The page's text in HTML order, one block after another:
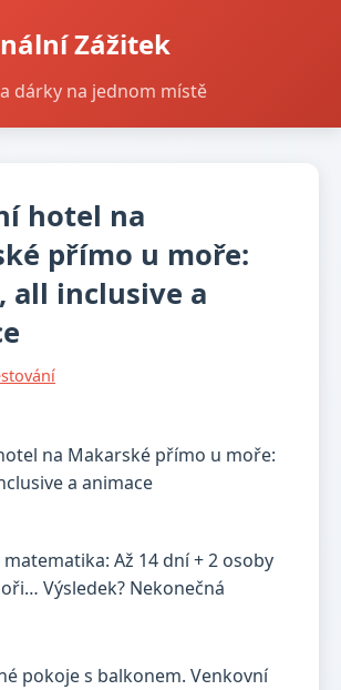
Zážitek
dárky na jednom místě
hotel na
přímo u moře:
all inclusive a
matematika: Až 14 dní + 2 osoby
Výsledek? Nekonečná
pokoje s balkonem. Venkovní